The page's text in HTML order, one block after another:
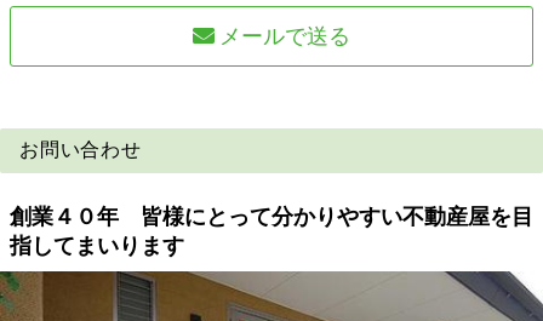
メールで送る
お問い合わせ
創業４０年 皆様にとって分かりやすい不動産屋を目
指してまいります